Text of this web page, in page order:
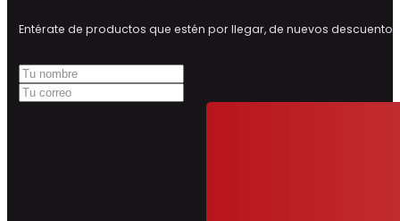
Entérate de productos que estén por llegar, de nuevos